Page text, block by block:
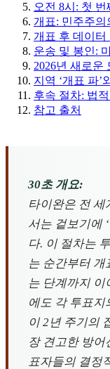
오전 8시: 첫
개표: 민주주의
개표 후 데이터
운송 및 봉인:
2026년 새로운
지역 ‘개표 파’
후속 절차: 법
참고 출처
30초 개요:
타이완은 전
서는 겉보기에
다. 이 절차는
는 순간부터 개
는 단계까지 이
에도 각 투표지
이 2년 주기의
장 견고한 방어
표자들의 결정